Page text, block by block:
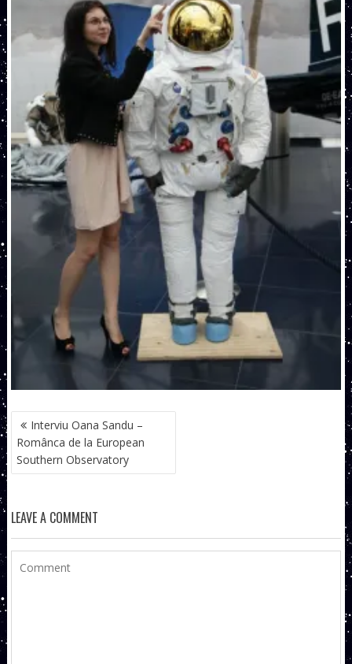
NAVIGARE
ÎN
ARTICOLE
Interviu Oana Sandu –
Românca de la European
Southern Observatory
LEAVE A COMMENT